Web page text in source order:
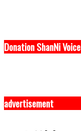
Donation ShanNi Voice
advertisement